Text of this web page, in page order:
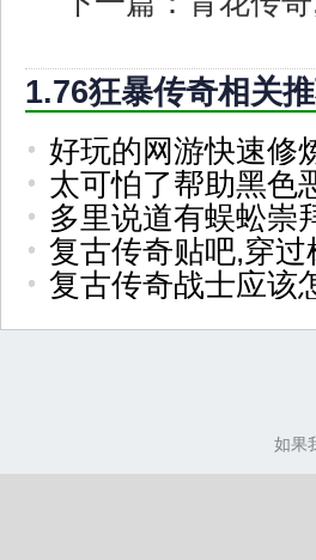
1.76狂暴传奇相关
好玩的网游快速修
太可怕了帮助黑色
多里说道有蜈蚣崇
复古传奇贴吧,穿
复古传奇战士应该
如果